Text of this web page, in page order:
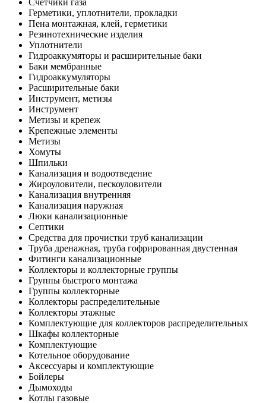
Счетчики газа
Герметики, уплотнители, прокладки
Пена монтажная, клей, герметики
Резинотехнические изделия
Уплотнители
Гидроаккумяторы и расширительные баки
Баки мембранные
Гидроаккумуляторы
Расширительные баки
Инструмент, метизы
Инструмент
Метизы и крепеж
Крепежные элементы
Метизы
Хомуты
Шпильки
Канализация и водоотведение
Жироуловители, пескоуловители
Канализация внутренняя
Канализация наружная
Люки канализационные
Септики
Средства для прочистки труб канализации
Труба дренажная, труба гофрированная двустенная
Фитинги канализационные
Коллекторы и коллекторные группы
Группы быстрого монтажа
Группы коллекторные
Коллекторы распределительные
Коллекторы этажные
Комплектующие для коллекторов распределительных
Шкафы коллекторные
Комплектующие
Котельное оборудование
Аксессуары и комплектующие
Бойлеры
Дымоходы
Котлы газовые